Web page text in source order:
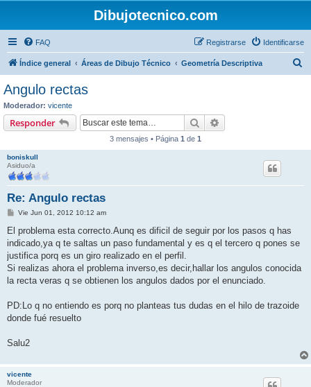
Dibujotecnico.com
FAQ Identificarse
Registrarse
Índice general Áreas de Dibujo Técnico Geometría Descriptiva
Angulo rectas
Moderador: vicente
Responder Buscar
3 mensajes • Página 1 de 1
boniskull
Asiduo/a
Re: Angulo rectas
M
n
s
a
j
Vie Jun 01, 2012 10:12 am
El problema esta correcto.Aunq es dificil de seguir por los pasos q has
indicado,ya q te saltas un paso fundamental y es q el tercero q pones se
justifica porq es un giro realizado en el perfil.
Si realizas ahora el problema inverso,es decir,hallar los angulos conocida
la recta veras q se obtienen los angulos dados por el enunciado.
PD:Lo q no entiendo es porq no planteas tus dudas en el hilo de trazoide
donde fué resuelto
Salu2
vicente
Moderador